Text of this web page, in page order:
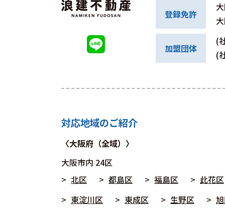
登録免許
加盟団体
(
(
対応地域のご紹介
〈大阪府（全域）〉
大阪市内 24区
北区
都島区 福島区
此花区
東淀川区
東成区 生野区